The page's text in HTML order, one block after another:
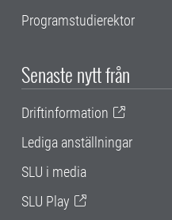
Programstudierektor
Senaste nytt från
Driftinformation
Lediga anställningar
SLU i media
SLU Play